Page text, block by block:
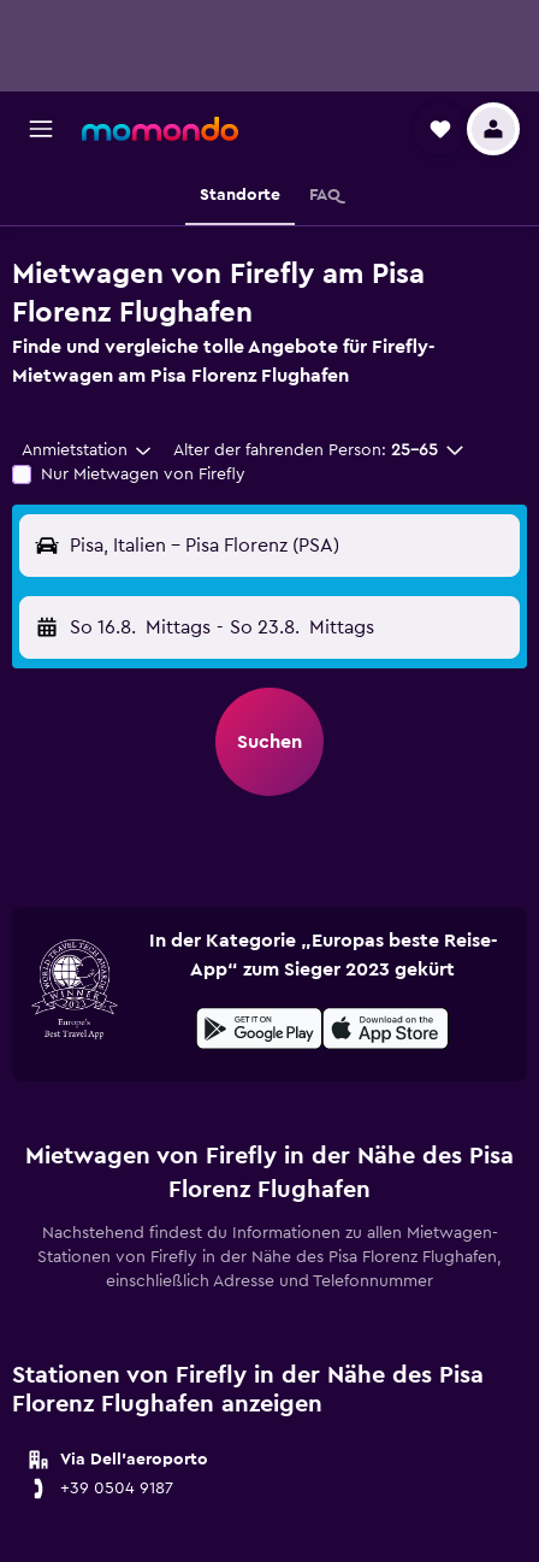
Standorte FAQ
Mietwagen von Firefly am Pisa
Florenz Flughafen
Finde und vergleiche tolle Angebote für Firefly-
Mietwagen am Pisa Florenz Flughafen
Anmietstation Alter der fahrenden Person: 25-65
Nur Mietwagen von Firefly
Pisa, Italien - Pisa Florenz (PSA)
So 16.8. Mittags - So 23.8. Mittags
Suchen
In der Kategorie „Europas beste Reise-
App“ zum Sieger 2023 gekürt
Mietwagen von Firefly in der Nähe des Pisa
Florenz Flughafen
Nachstehend findest du Informationen zu allen Mietwagen-
Stationen von Firefly in der Nähe des Pisa Florenz Flughafen,
einschließlich Adresse und Telefonnummer
Stationen von Firefly in der Nähe des Pisa
Florenz Flughafen anzeigen
Via Dell'aeroporto
+39 0504 9187